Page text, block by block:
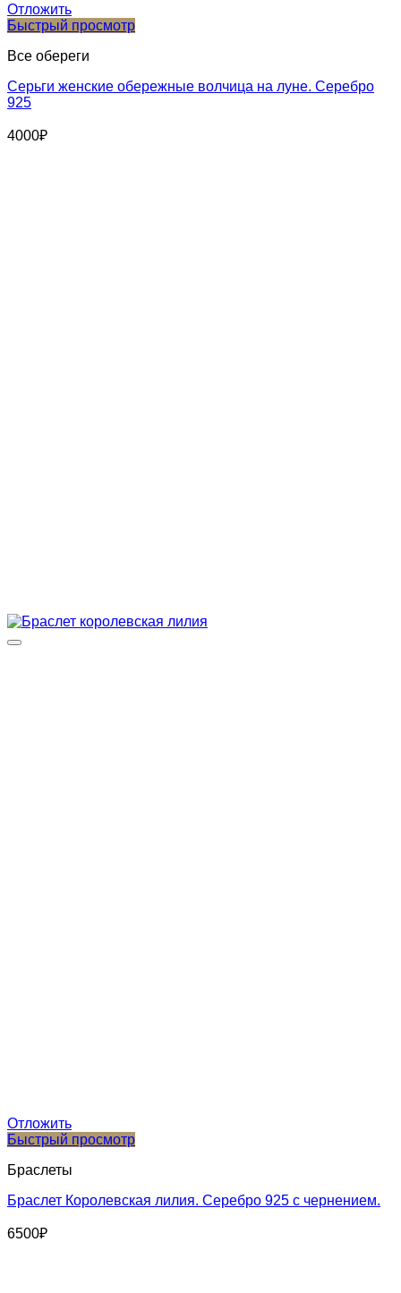
Отложить
Быстрый просмотр
Все обереги
Серьги женские обережные волчица на луне. Серебро
925
4000₽
Отложить
Быстрый просмотр
Браслеты
Браслет Королевская лилия. Серебро 925 с чернением.
6500₽